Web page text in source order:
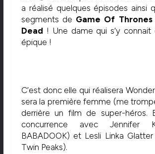
a réalisé quelques épisodes ainsi
segments de Game Of Thrones
Dead ! Une dame qui s’y connait
épique !
C’est donc elle qui réalisera
sera la première femme (me
derrière un film de super-héros.
concurrence avec Jennifer
BABADOOK) et Lesli Linka
Twin Peaks).